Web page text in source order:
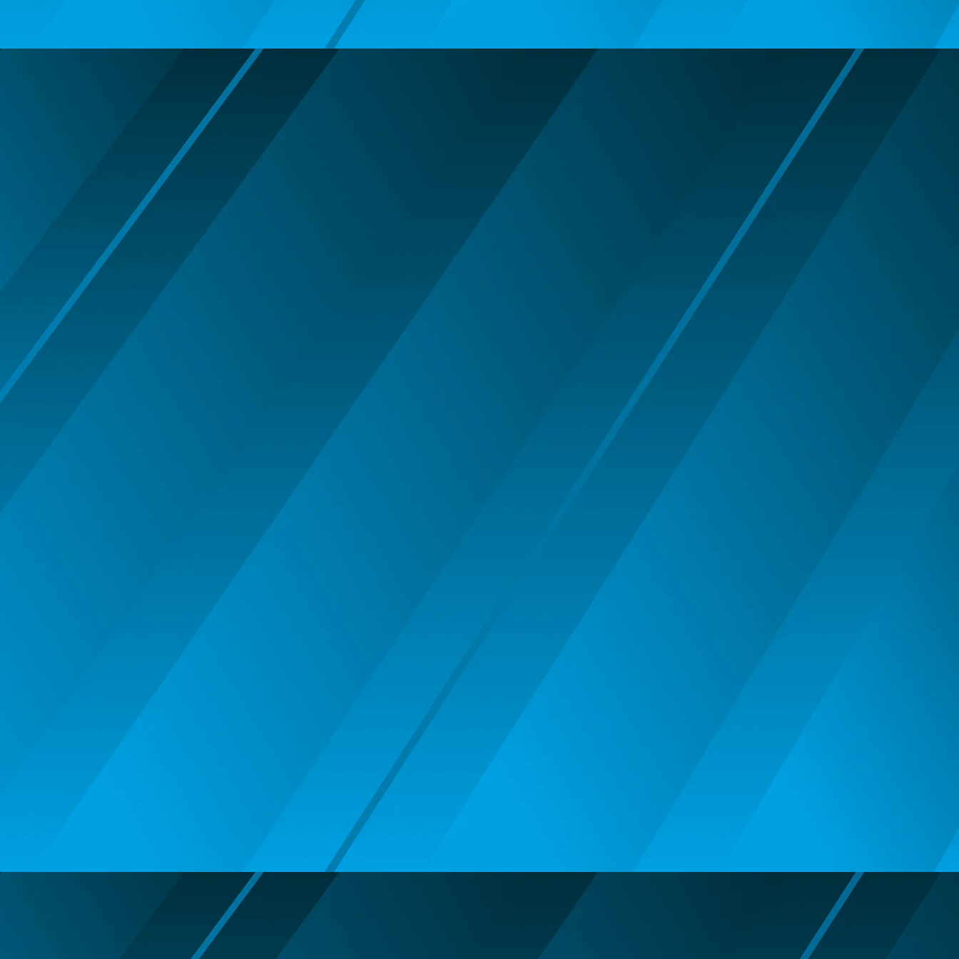
ARTICOLE DE MAKE-UP
BRETELE/CURELE/CRAVATE/PAPIOANE
CAVALERI - ARME SI DECORATIUNI
CIORAPI MANUSI INCALTAMINTE
HALLOWEEN ACCESORIES
INDIENI - OBIECTE SI DECORATIUNI
LENTILE DE CONTACT HALLOWEEN
MANUSI COLANTI ACCESORII
MASTI MUSTATA BARBA PETRECERE
MASTI SI MASTI MORPH -
HALLOWEEN
OCHELARI PETRECERE CARNAVAL
OFERTE
LUMANARI PETRECERI ANIVERSARI
PAPUSI SI DECORATIUNI HORROR